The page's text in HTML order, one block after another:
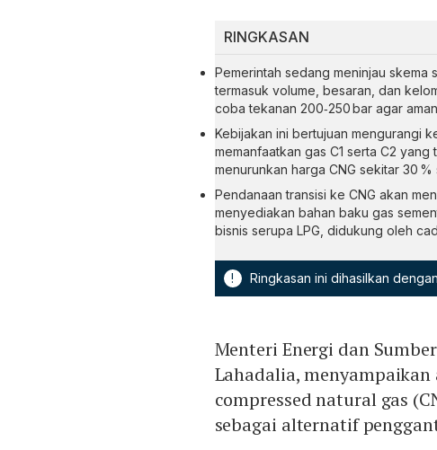
RINGKASAN
Pemerintah sedang meninjau skema
termasuk volume, besaran, dan
coba tekanan 200‑250 bar agar
Kebijakan ini bertujuan mengurangi
memanfaatkan gas C1 serta C2
menurunkan harga CNG sekitar 30 %
Pendanaan transisi ke CNG akan
menyediakan bahan baku gas
bisnis serupa LPG, didukung oleh
! Ringkasan ini dihasilkan
Menteri Energi dan
Lahadalia,
compressed natural gas
sebagai alternatif